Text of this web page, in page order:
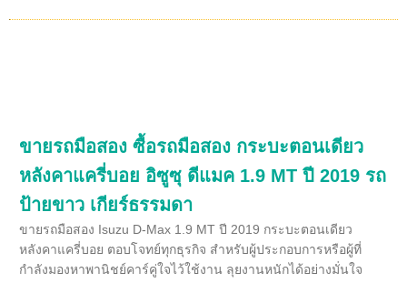
ขายรถมือสอง ซื้อรถมือสอง กระบะตอนเดียว
หลังคาแครี่บอย อิซูซุ ดีแมค 1.9 MT ปี 2019 รถ
ป้ายขาว เกียร์ธรรมดา
ขายรถมือสอง Isuzu D-Max 1.9 MT ปี 2019 กระบะตอนเดียว
หลังคาแครี่บอย ตอบโจทย์ทุกธุรกิจ สำหรับผู้ประกอบการหรือผู้ที่
กำลังมองหาพานิชย์คาร์คู่ใจไว้ใช้งาน ลุยงานหนักได้อย่างมั่นใจ